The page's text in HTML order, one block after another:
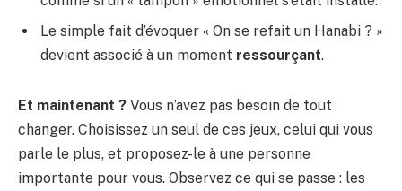
Le simple fait d’évoquer « On se refait un Hanabi ? »
devient associé à un moment ressourçant.
Et maintenant ? Vous n’avez pas besoin de tout
changer. Choisissez un seul de ces jeux, celui qui vous
parle le plus, et proposez-le à une personne
importante pour vous. Observez ce qui se passe : les